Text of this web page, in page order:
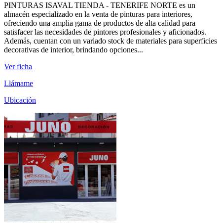
PINTURAS ISAVAL TIENDA - TENERIFE NORTE es un
almacén especializado en la venta de pinturas para interiores,
ofreciendo una amplia gama de productos de alta calidad para
satisfacer las necesidades de pintores profesionales y aficionados.
Además, cuentan con un variado stock de materiales para superficies
decorativas de interior, brindando opciones...
Ver ficha
Llámame
Ubicación